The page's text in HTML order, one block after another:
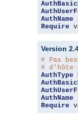
AuthName
Require
Version
# Pas
# d'hôte
AuthType
AuthName
Require